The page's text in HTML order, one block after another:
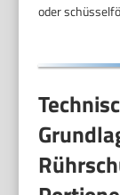
oder